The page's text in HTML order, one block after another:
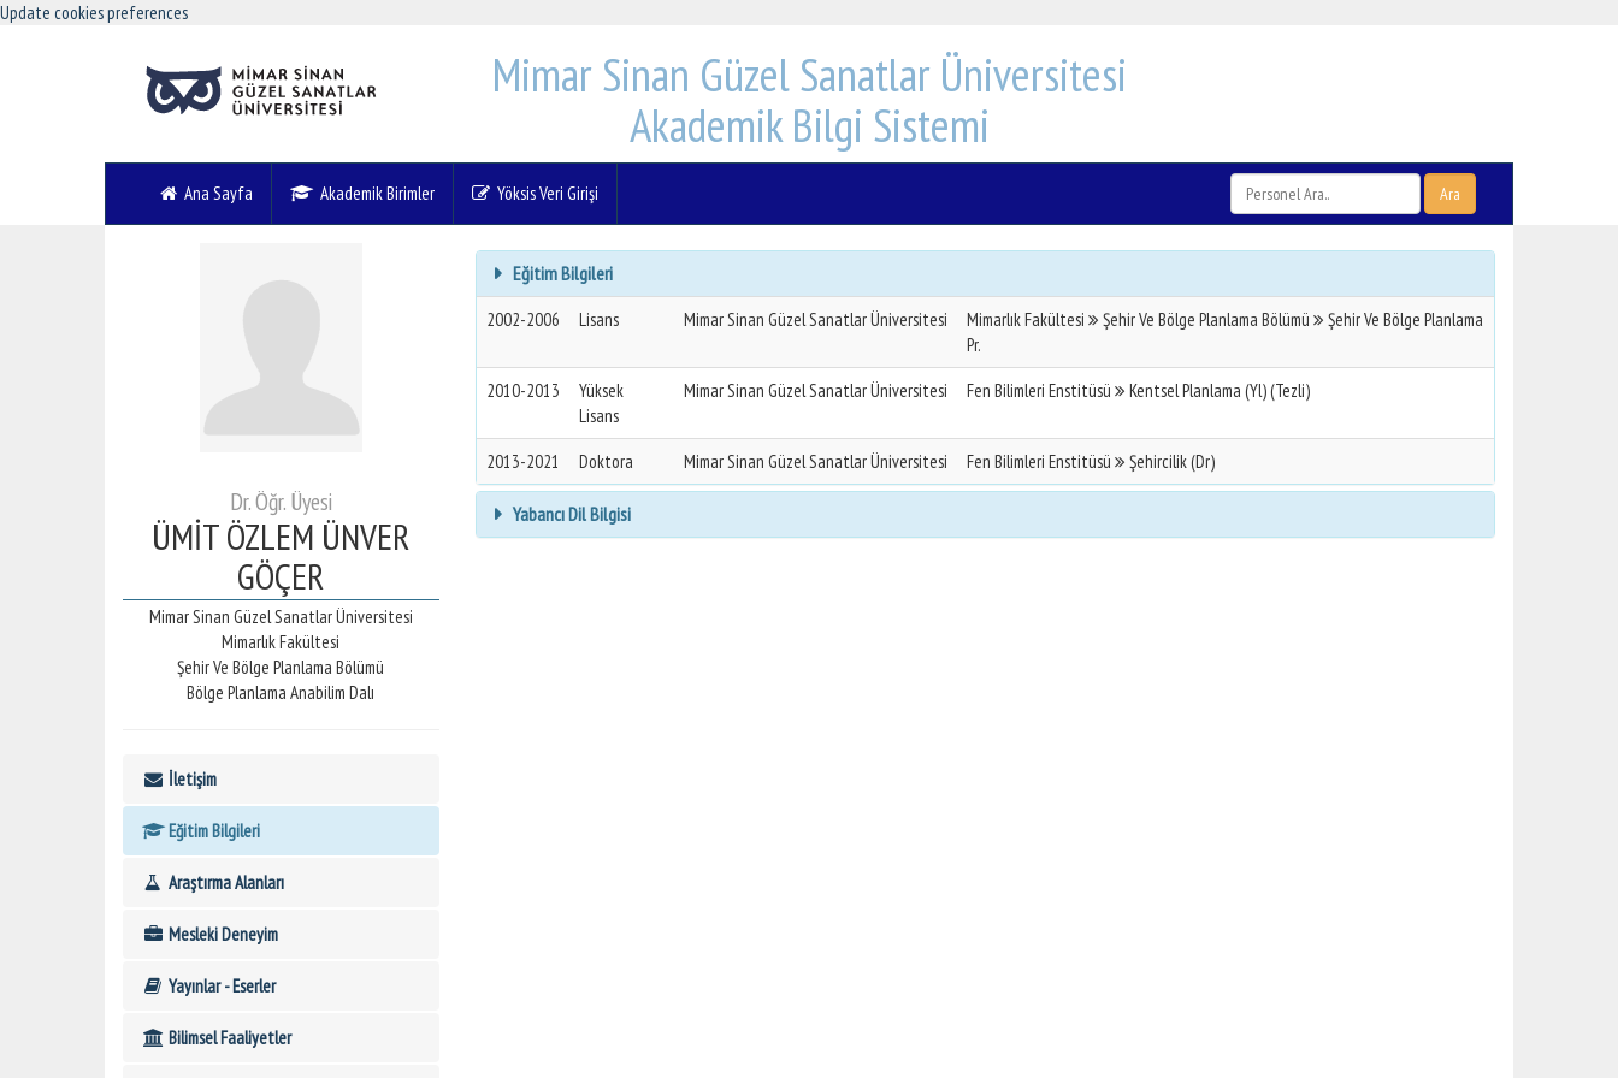
Update cookies preferences
Mimar Sinan Güzel Sanatlar Üniversitesi
Akademik Bilgi Sistemi
Ana Sayfa Akademik Birimler Yöksis Veri Girişi Ara
Dr. Öğr. Üyesi
ÜMİT ÖZLEM ÜNVER
GÖÇER
Mimar Sinan Güzel Sanatlar Üniversitesi
Mimarlık Fakültesi
Şehir Ve Bölge Planlama Bölümü
Bölge Planlama Anabilim Dalı
İletişim
Eğitim Bilgileri
Araştırma Alanları
Mesleki Deneyim
Yayınlar - Eserler
Bilimsel Faaliyetler
Eğitim Bilgileri
2002-2006 Lisans Mimar Sinan Güzel Sanatlar Üniversitesi Mimarlık Fakültesi Şehir Ve Bölge Planlama Bölümü
Şehir Ve Bölge Planlama
Pr.
2010-2013
Yüksek
Lisans
Mimar Sinan Güzel Sanatlar Üniversitesi Fen Bilimleri Enstitüsü Kentsel Planlama (Yl) (Tezli)
2013-2021 Doktora Mimar Sinan Güzel Sanatlar Üniversitesi Fen Bilimleri Enstitüsü Şehircilik (Dr)
Yabancı Dil Bilgisi